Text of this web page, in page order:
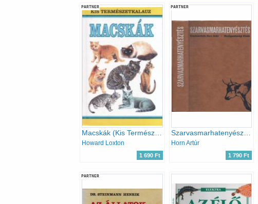
PARTNER
Macskák (Kis Természetkalauz)
Howard Loxton
1 690 Ft
PARTNER
Szarvasmarhatenyésztés
Horn Artúr
1 790 Ft
PARTNER